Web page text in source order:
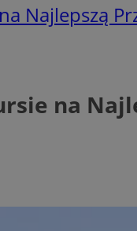
Najlepszą
na